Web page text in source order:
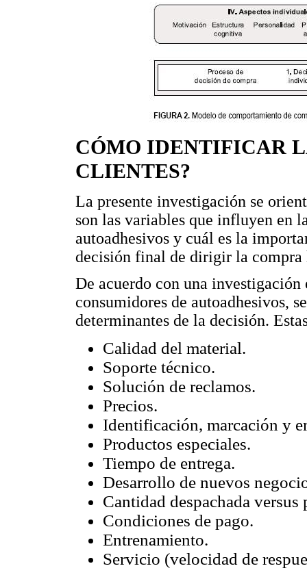
CÓMO IDENTIFICAR
CLIENTES?
La presente investigación se
son las variables que influyen en
autoadhesivos y cuál es la
decisión final de dirigir la compra
De acuerdo con una
consumidores de autoadhesivos,
determinantes de la decisión.
Calidad del material.
Soporte técnico.
Solución de reclamos.
Precios.
Identificación, marcación y
Productos especiales.
Tiempo de entrega.
Desarrollo de nuevos
Cantidad despachada versus
Condiciones de pago.
Entrenamiento.
Servicio (velocidad de